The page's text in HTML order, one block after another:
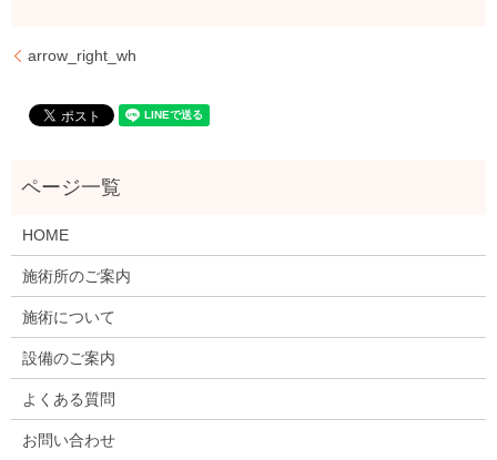
arrow_right_wh
HOME
施術所のご案内
施術について
設備のご案内
よくある質問
お問い合わせ